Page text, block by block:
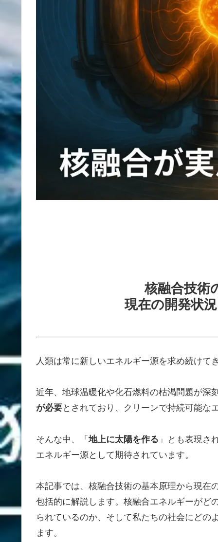
核融合技術
現在の開発状
人類は常に新しいエネルギー源を求め続けて
近年、地球温暖化や化石燃料の枯渇問題が深
が必要とされており、クリーンで持続可能な
そんな中、「地上に太陽を作る 」とも表現さ
エネルギー源として期待されています。
本記事では、核融合技術の基本原理から現在
包括的に解説します。核融合エネルギーがど
られているのか、そして私たちの社会にどの
ます。